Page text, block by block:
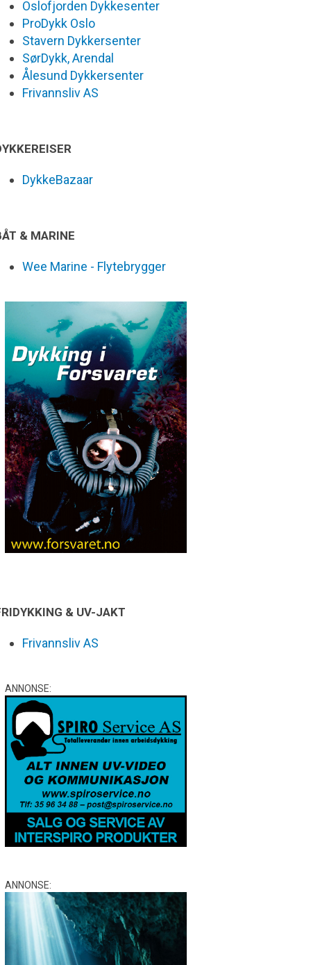
Oslofjorden Dykkesenter
ProDykk Oslo
Stavern Dykkersenter
SørDykk, Arendal
Ålesund Dykkersenter
Frivannsliv AS
DykkeBazaar
& MARINE
Wee Marine - Flytebrygger
& UV-JAKT
Frivannsliv AS
ANNONSE:
ANNONSE: